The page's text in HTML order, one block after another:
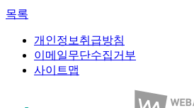
목록
개인정보취급방침
이메일무단수집거부
사이트맵